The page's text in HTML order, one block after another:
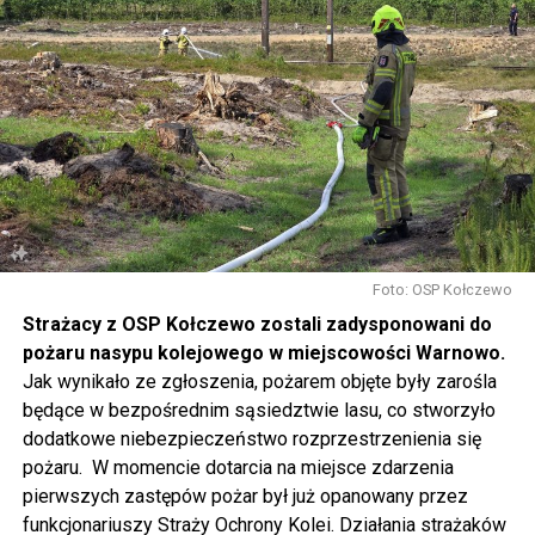
w sposób szczególny zachęcamy do udziału w
warsztatach, które rozpoczną się o 14.30 w namiotach
rozstawionych przed biblioteką. Będziecie mogli m.in.
pofilcować, nauczyć się makramowych splotów, napisać
dyktando, wziąć udział w warsztatach fotograficznych i
ekologicznych, namalować obraz, zrobić grafitti czy
stworzyć pachnącą sojową świeczkę.
Gwiazdą wieczoru będzie Magda Anioł, której koncert
W sobotę o godz. 15 wspólnie na nowo odkryjemy Wolin
odbywając podróż w czasie za sprawą Centrum Słowian i
Wikingów lub zwiedzając miasto z przewodnikiem (start
spod biblioteki). O godzinie 19.00 w kolegiacie
wysłuchamy organowego koncertu w wykonaniu
państwa Witkowskich.
Foto: OSP Kołczewo
Strażacy z OSP Kołczewo zostali zadysponowani do
pożaru nasypu kolejowego w miejscowości Warnowo.
Jak wynikało ze zgłoszenia, pożarem objęte były zarośla
będące w bezpośrednim sąsiedztwie lasu, co stworzyło
dodatkowe niebezpieczeństwo rozprzestrzenienia się
pożaru. W momencie dotarcia na miejsce zdarzenia
pierwszych zastępów pożar był już opanowany przez
funkcjonariuszy Straży Ochrony Kolei. Działania strażaków